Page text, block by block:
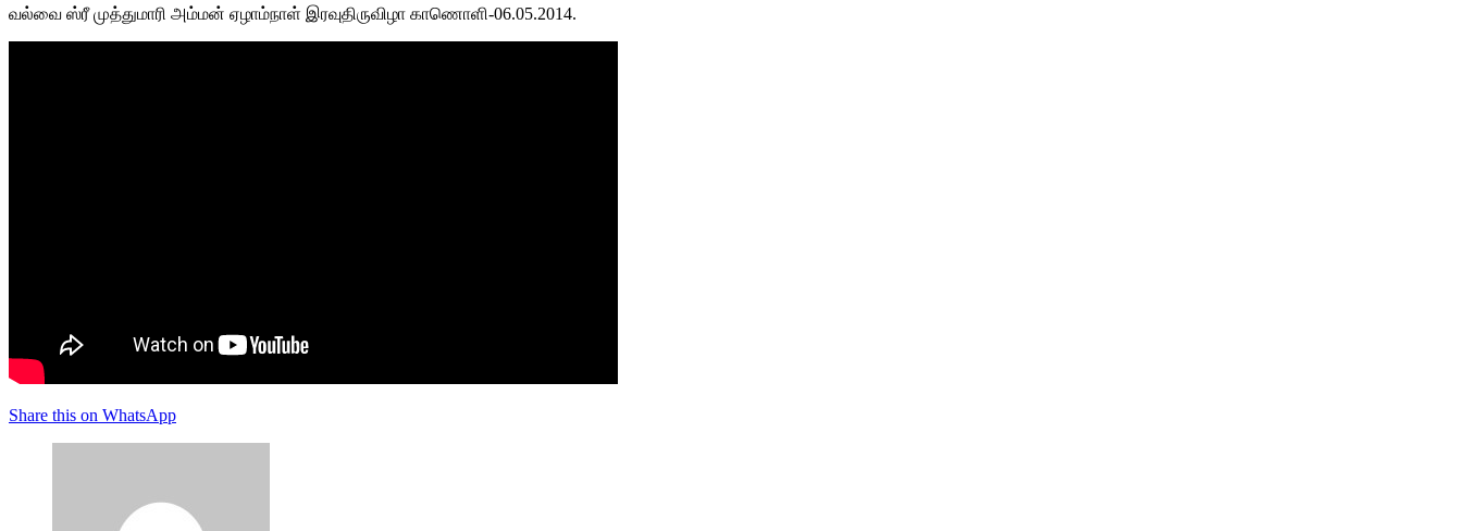
வல்வை ஸ்ரீ முத்துமாரி அம்மன் ஏழாம்நாள் இரவுதிருவிழா காணொளி-06.05.2014.
Share this on WhatsApp